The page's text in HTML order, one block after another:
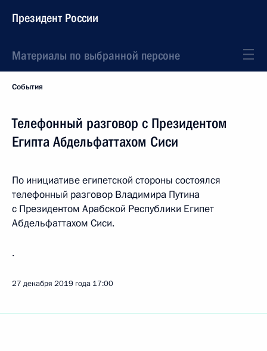
Президент России
Материалы по выбранной персоне
События
Телефонный разговор с Президентом
Египта Абдельфаттахом Сиси
По инициативе египетской стороны состоялся
телефонный разговор Владимира Путина
с Президентом Арабской Республики Египет
Абдельфаттахом Сиси.
.
27 декабря 2019 года 17:00